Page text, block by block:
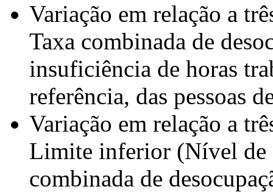
Variação em relação a
Taxa combinada de
insuficiência de horas
referência, das pessoas
Variação em relação a
Limite inferior (Nível de
combinada de